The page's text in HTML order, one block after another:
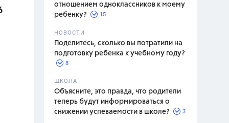
отношением одноклассников к моему
ребенку?
15
НОВОСТИ
Поделитесь, сколько вы потратили на
подготовку ребенка к учебному году?
8
ШКОЛА
Объясните, это правда, что родители
теперь будут информироваться о
снижении успеваемости в школе?
3